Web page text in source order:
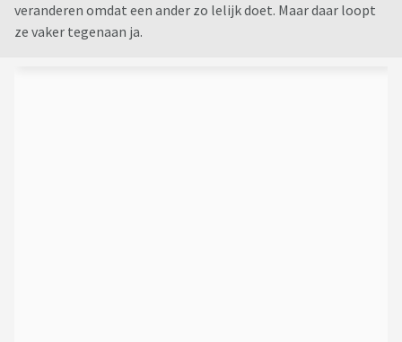
veranderen omdat een ander zo lelijk doet. Maar daar loopt
ze vaker tegenaan ja.